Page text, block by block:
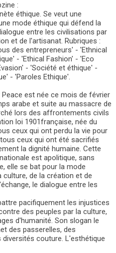
:
éthique. Se veut une
mode éthique qui défend la
entre les civilisations par
et de l'artisanat. Rubriques :
des entrepreneurs' - 'Ethnical
- 'Ethical Fashion' - 'Eco
- 'Société et éthique' -
- 'Paroles Ethique'.
est née ce mois de février
arabe et suite au massacre de
lors des affrontements civils
loi 1901française, née du
ceux qui ont perdu la vie pour
ceux qui ont été sacrifiés
la dignité humaine. Cette
est apolitique, sans
elle se bat pour la mode
culture, de la création et de
le dialogue entre les
pacifiquement les injustices
des peuples par la culture,
d'humanité. Son slogan le
des passerelles, des
couture. L'esthétique